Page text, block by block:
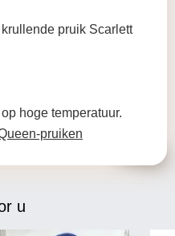
pruik Scarlett
hoge temperatuur.
pruiken
u